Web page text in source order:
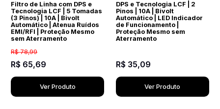
Filtro de Linha com DPS e
Tecnologia LCF | 5 Tomadas
(3 Pinos) | 10A | Bivolt
Automático | Atenua Ruídos
EMI/RFI | Proteção Mesmo
sem Aterramento
R$ 78,99
R$ 65,69
Ver Produto
DPS e Tecnologia LCF | 2
Pinos | 10A | Bivolt
Automático | LED Indicador
de Funcionamento |
Proteção Mesmo sem
Aterramento
R$ 35,09
Ver Produto